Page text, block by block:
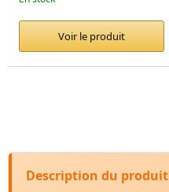
Voir le produit
Description du produit